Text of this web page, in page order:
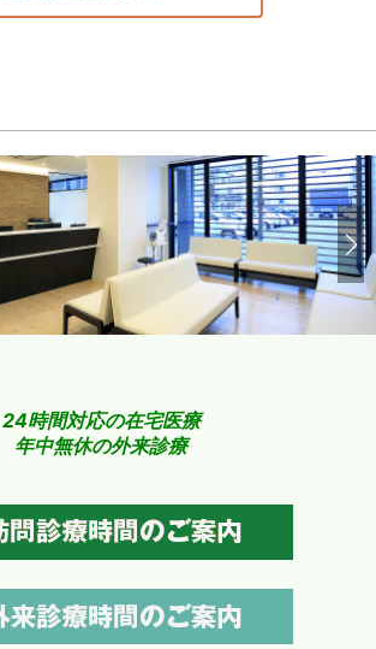
24時間対応の在宅医療
年中無休の外来診療